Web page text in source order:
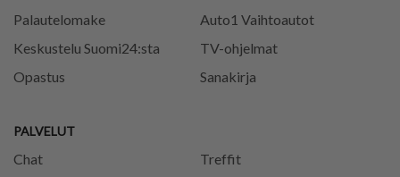
Palautelomake
Keskustelu Suomi24:sta
Opastus
PALVELUT
Chat
Treffit
Auto1 Vaihtoautot
TV-ohjelmat
Sanakirja